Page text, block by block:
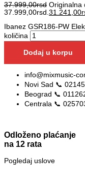
37.999,00rsd Originalna
37.999,00rsd. 31.241,00
Ibanez GSR186-PW
količina
Dodaj u korpu
info@mixmusic-
Novi Sad 📞
Beograd 📞
Centrala 📞
Odloženo plaćanje
na 12 rata
Pogledaj uslove